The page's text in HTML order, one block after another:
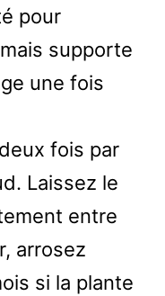
pour
supporte
une fois
fois par
Laissez le
entre
arrosez
si la plante